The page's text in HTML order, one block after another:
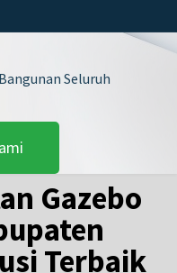
Seluruh
Gazebo
Terbaik